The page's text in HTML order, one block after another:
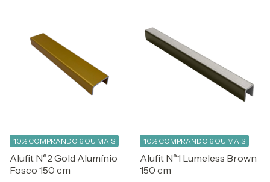
Alufit N°2 Gold Alumínio
Fosco 150 cm
10% COMPRANDO 6 OU MAIS
Alufit N°1 Lumeless Brown
150 cm
10% COMPRANDO 6 OU MAIS